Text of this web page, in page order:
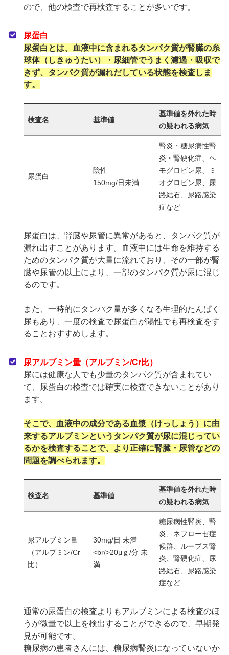
ので、他の検査で再検査することが多いです。
尿蛋白
尿蛋白とは、血液中に含まれるタンパク質が腎臓の糸
球体（しきゅうたい）・尿細管でうまく濾過・吸収で
きず、タンパク質が漏れだしている状態を検査しま
す。
検査名 基準値
基準値を外れた時
の疑われる病気
尿蛋白
陰性
150mg/日未満
腎炎・糖尿病性腎
炎・腎硬化症、ヘ
モグロビン尿、ミ
オグロビン尿、尿
路結石、尿路感染
症など
尿蛋白は、腎臓や尿管に異常があると、タンパク質が
漏れ出すことがあります。血液中には生命を維持する
ためのタンパク質が大量に流れており、その一部が腎
臓や尿管の以上により、一部のタンパク質が尿に混じ
るのです。
また、一時的にタンパク量が多くなる生理的たんぱく
尿もあり、一度の検査で尿蛋白が陽性でも再検査をす
ることおすすめします。
尿アルブミン量（アルブミン/Cr比）
尿には健康な人でも少量のタンパク質が含まれてい
て、尿蛋白の検査では確実に検査できないことがあり
ます。
そこで、血液中の成分である血漿（けっしょう）に由
来するアルブミンというタンパク質が尿に混じってい
るかを検査することで、より正確に腎臓・尿管などの
問題を調べられます。
検査名 基準値
基準値を外れた時
の疑われる病気
尿アルブミン量
（アルブミン/Cr
比）
30mg/日 未満
<br/>20μｇ/分 未
満
糖尿病性腎炎、腎
炎、ネフローゼ症
候群、ループス腎
炎、腎硬化症、尿
路結石、尿路感染
症など
通常の尿蛋白の検査よりもアルブミンによる検査のほ
うが微量で以上を検出することができるので、早期発
見が可能です。
糖尿病の患者さんには、糖尿病腎炎になっていないか